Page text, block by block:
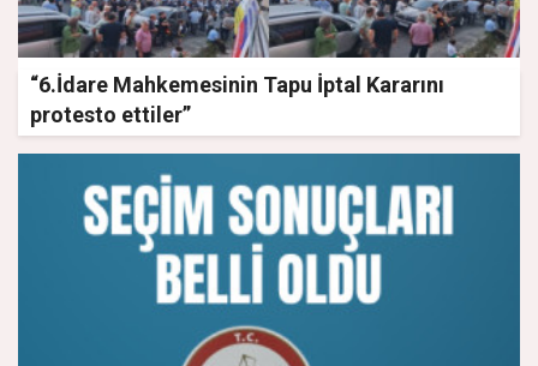
“6.İdare Mahkemesinin Tapu İptal Kararını
protesto ettiler”